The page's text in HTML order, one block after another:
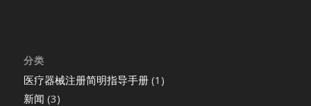
分类
医疗器械注册简明指导手册(1)
新闻 (3)